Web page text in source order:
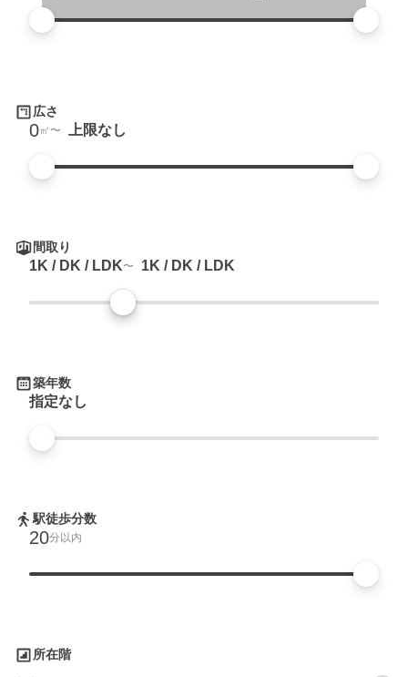
広さ
0㎡ 上限なし
間取り
1K / DK / LDK 1K / DK / LDK
築年数
指定なし
駅徒歩分数
20分以内
所在階